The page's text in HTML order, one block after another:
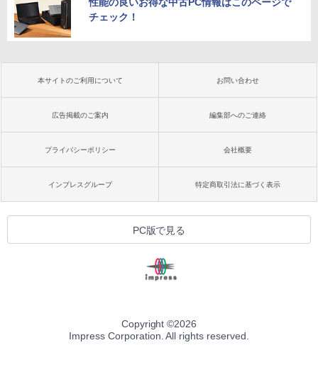
性能の良いお得な中古PC情報はこのページで
チェック！
本サイトのご利用について お問い合わせ
広告掲載のご案内 編集部へのご連絡
プライバシーポリシー 会社概要
インプレスグループ 特定商取引法に基づく表示
PC版で見る
Copyright ©2026
Impress Corporation. All rights reserved.